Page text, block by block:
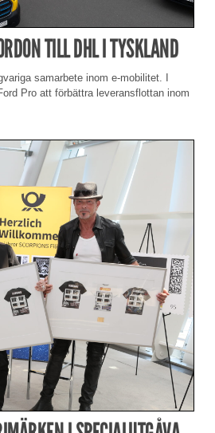
TILL DHL I TYSKLAND
samarbete inom e-mobilitet. I
Pro att förbättra leveransflottan inom